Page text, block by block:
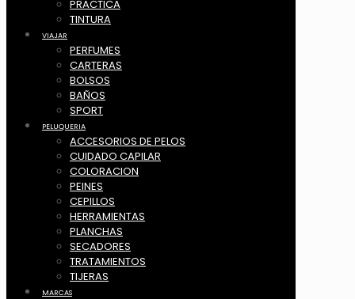
PRACTICA
TINTURA
VIAJAR
PERFUMES
CARTERAS
BOLSOS
BAÑOS
SPORT
PELUQUERIA
ACCESORIOS DE PELOS
CUIDADO CAPILAR
COLORACION
PEINES
CEPILLOS
HERRAMIENTAS
PLANCHAS
SECADORES
TRATAMIENTOS
TIJERAS
MARCAS